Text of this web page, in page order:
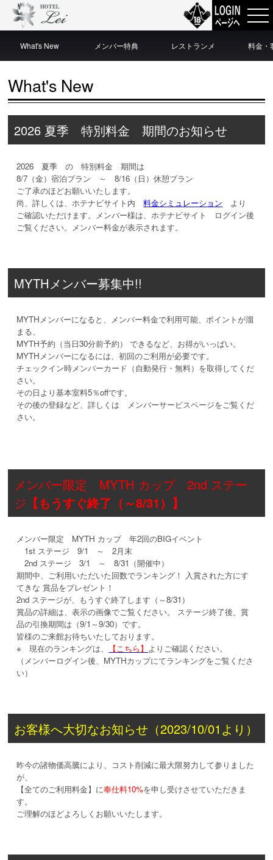
What's New メンバー特典 レストランメ 料金・
What's New
2026 夏季 特別料金 期間のお知らせ
2026 夏季 の 特別料金 期間は
8/7（金）宿泊プラン ～ 8/16（日）休憩プラン
ご了承のほどお願いいたします。
尚、詳しくは、ホテナビサイト内料金シミュレーション より
ご確認いただけます。メンバー様は、ホテナビサイト ログイン後
ご覧ください。メンバー料金が表示されます。
MYTHメンバー募集中!!
MYTHメンバーになると、メンバー料金で利用可能、ポイントが溜
まる、
MYTH予約（当日30分前予約） できるなど、お得がいっぱい。
MYTHメンバーになるには、初回のご利用が必要です。
チェックイン時メンバーカード（自動発行・無料）を取得してくだ
さい。
その日より基本室料5％offです。
その後の登録など、詳しくは メンバーサービスページをご覧くだ
さい。
メンバー限定 MYTH カップ 2nd ステー
ジ 【もうすぐ終了（～8/31）】
メンバー限定 MYTH カップ 年2回のBIGイベント
1st ステージ 9/1 ～ 2月末
2nd ステージ 3/1 ～ 8/31（開催中）
期間中、ご利用いただいた回数でランキング！ 入賞された方にす
てきな 賞品をプレゼント！
2nd ステージが、もうすぐ終了します（～8/31）
賞品の詳細は、表示の画像でご覧ください。 ステージ終了後、賞
品の引換期間は（9/1～9/30）です。
皆様のご来館お待ちいたしております。
※ 現在のランキングは、
【こちら】 よりご確認ください。
（メンバーログイン後、MYTHカップにてランキングをご覧くださ
い）
お客様へ大切なお知らせ（2023/10/01より）
昨今の諸物価高騰により、コスト削減に最大限努力して参りました
が、
【全てのご利用料金】に奉仕料10%を申し受けさせていただきま
す。
ご理解のほどよろしくお願いいたします。